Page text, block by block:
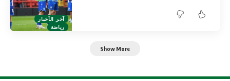
آخر الأخبار
رياضة
Show More